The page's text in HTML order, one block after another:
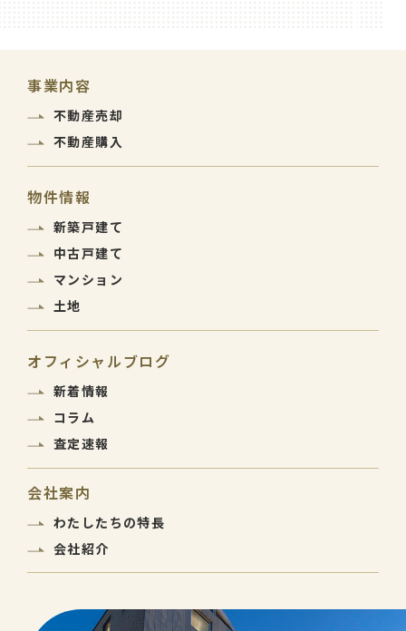
事業内容
不動産売却
不動産購入
物件情報
新築戸建て
中古戸建て
マンション
土地
オフィシャルブログ
新着情報
コラム
査定速報
会社案内
わたしたちの特長
会社紹介